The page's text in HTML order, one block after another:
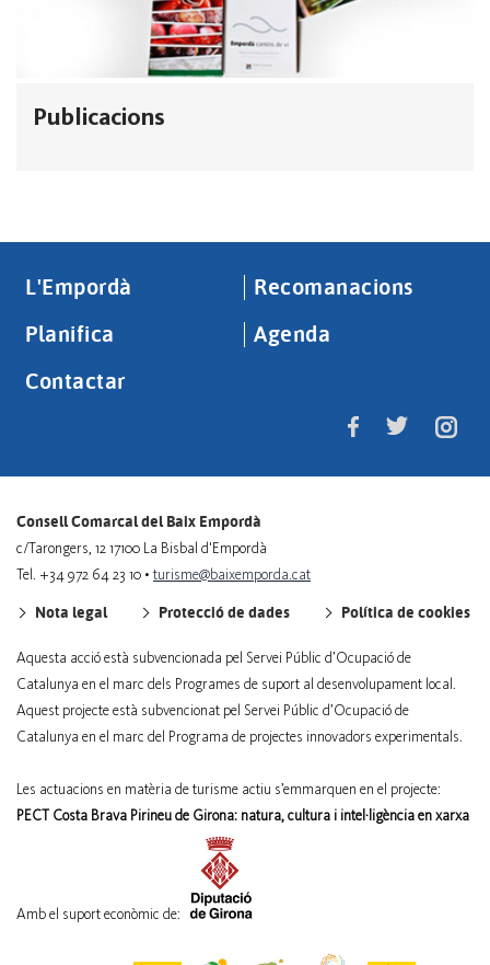
Publicacions
L'Empordà
Recomanacions
Planifica
Agenda
Contactar
Consell Comarcal del Baix Empordà
c/Tarongers, 12 17100 La Bisbal d'Empordà
Tel. +34 972 64 23 10 • turisme@baixemporda.cat
Nota legal Protecció de dades Política de cookies
Aquesta acció està subvencionada pel Servei Públic d’Ocupació de
Catalunya en el marc dels Programes de suport al desenvolupament local.
Aquest projecte està subvencionat pel Servei Públic d’Ocupació de
Catalunya en el marc del Programa de projectes innovadors experimentals.
Les actuacions en matèria de turisme actiu s’emmarquen en el projecte:
PECT Costa Brava Pirineu de Girona: natura, cultura i intel·ligència en xarxa
Amb el suport econòmic de: